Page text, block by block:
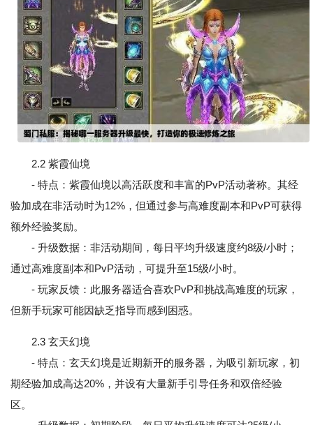
2.2 紫霞仙境
- 特点：紫霞仙境以高活跃度和丰富的PvP活动著称。其经
验加成在非活动时为12%，但通过参与高难度副本和PvP可获得
额外经验奖励。
- 升级数据：非活动期间，每日平均升级速度约8级/小时；
通过高难度副本和PvP活动，可提升至15级/小时。
- 玩家反馈：此服务器适合喜欢PvP和挑战高难度的玩家，
但新手玩家可能因缺乏指导而感到困惑。
2.3 玄天幻境
- 特点：玄天幻境是近期新开的服务器，为吸引新玩家，初
期经验加成高达20%，并设有大量新手引导任务和双倍经验
区。